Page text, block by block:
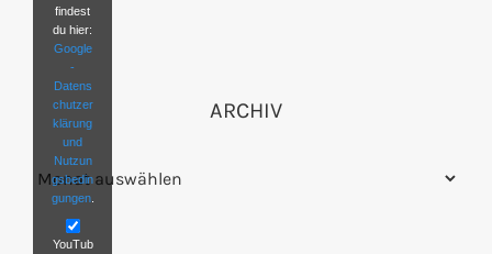
findest
du hier:
Google
-
Datens
chutzer
klärung
und
Nutzun
gsbedin
gungen.
YouTub
ARCHIV
Archiv